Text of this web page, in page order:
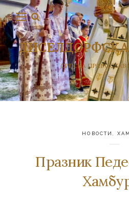
СРПСКА
НОВОСТИ
Празник